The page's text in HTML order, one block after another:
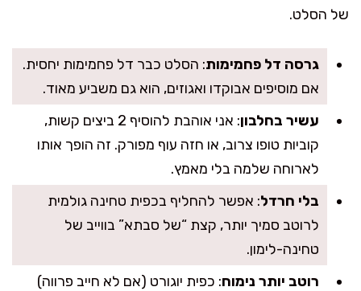
של הסלט.
גרסה דל פחמימות: הסלט כבר דל פחמימות יחסית.
אם מוסיפים אבוקדו ואגוזים, הוא גם משביע מאוד.
עשיר בחלבון
: אני אוהבת להוסיף 2 ביצים קשות,
קוביות טופו צרוב, או חזה עוף מפורק. זה הופך אותו
לארוחה שלמה בלי מאמץ.
בלי חרדל: אפשר להחליף בכפית טחינה גולמית
לרוטב סמיך יותר, קצת “של סבתא” בווייב של
טחינה-לימון.
רוטב יותר נימוח: כפית יוגורט (אם לא חייב פרווה)